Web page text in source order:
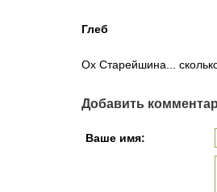
Глеб
Ох Старейшина...
Добавить
Ваше имя: